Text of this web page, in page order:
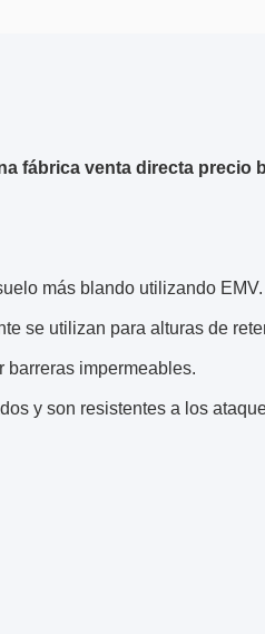
fábrica venta directa precio
más blando utilizando
se utilizan para alturas de
barreras impermeables.
y son resistentes a los